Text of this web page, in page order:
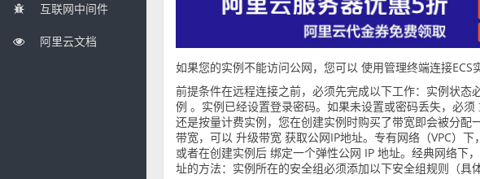
互联网中间件
阿里云文档
如果您的实例不能访问公网，您可以 使用管理终端连接ECS
前提条件在远程连接之前，必须先完成以下工作：实例状
例 。实例已经设置登录密码。如果未设置或密码丢失，必
还是按量计费实例，您在创建实例时购买了带宽即会被分配
带宽，可以 升级带宽 获取公网IP地址。专有网络（VPC）
或者在创建实例后 绑定一个弹性公网 IP 地址。经典网络下
址的方法：实例所在的安全组必须添加以下安全组规则（具